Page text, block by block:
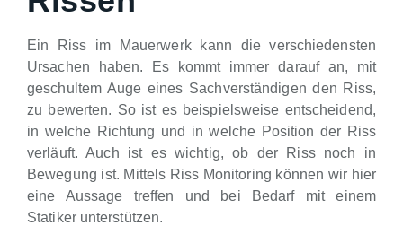
Ein Riss im Mauerwerk kann die verschiedensten
Ursachen haben. Es kommt immer darauf an, mit
geschultem Auge eines Sachverständigen den Riss,
zu bewerten. So ist es beispielsweise entscheidend,
in welche Richtung und in welche Position der Riss
verläuft. Auch ist es wichtig, ob der Riss noch in
Bewegung ist. Mittels Riss Monitoring können wir hier
eine Aussage treffen und bei Bedarf mit einem
Statiker unterstützen.